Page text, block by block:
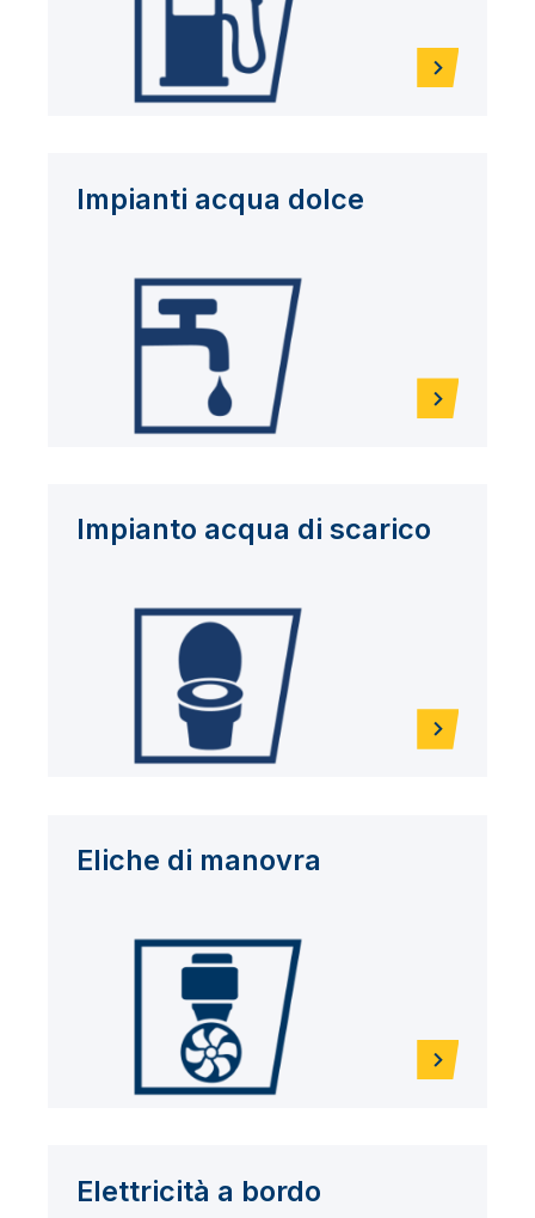
Impianti acqua dolce
Impianto acqua di scarico
Eliche di manovra
Elettricità a bordo